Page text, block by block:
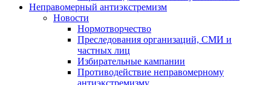
Неправомерный антиэкстремизм
Новости
Нормотворчество
Преследования организаций, СМИ и
частных лиц
Избирательные кампании
Противодействие неправомерному